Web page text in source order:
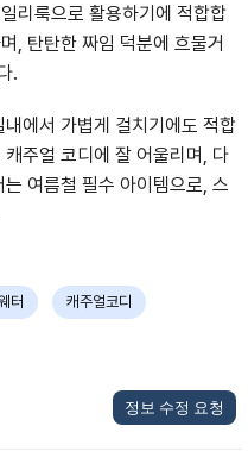
리룩으로 활용하기에 적합합
, 탄탄한 짜임 덕분에 흐물거
.
에서 가볍게 걸치기에도 적합
주얼 코디에 잘 어울리며, 다
여름철 필수 아이템으로, 스
터 캐주얼코디
정보 수정 요청